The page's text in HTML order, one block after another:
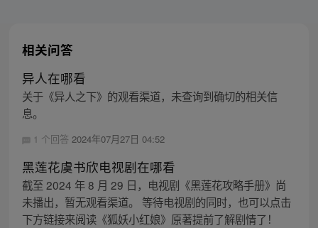
相关问答
异人在哪看
关于《异人之下》的观看渠道，未查询到确切的相关信
息。
1 个回答 2024年07月27日 04:52
黑莲花虞书欣电视剧在哪看
截至 2024 年 8 月 29 日，电视剧《黑莲花攻略手册》尚
未播出，暂无观看渠道。 等待电视剧的同时，也可以点击
下方链接来阅读《狐妖小红娘》原著提前了解剧情了！